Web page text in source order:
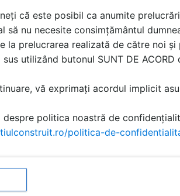
produsele și serviciile pe
că este posibil ca anumite
să nu necesite consimțământul
la prelucrarea realizată de către noi
utilizând butonul SUNT DE ACORD
vă exprimați acordul implicit
despre politica noastră de
politica-de-